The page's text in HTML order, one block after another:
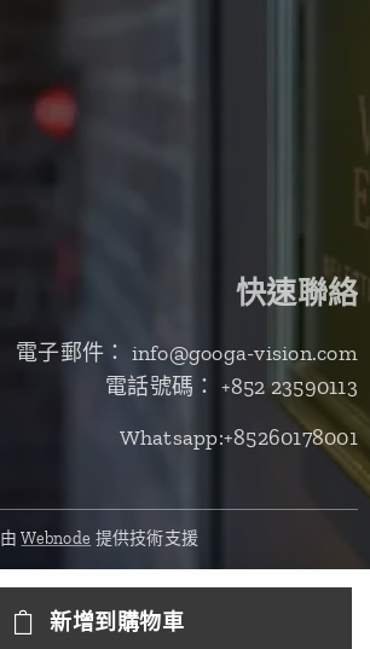
新增到購物車
快速聯絡
電子郵件： info@googa-vision.com
電話號碼： +852 23590113
Whatsapp:+85260178001
由Webnode 提供技術支援